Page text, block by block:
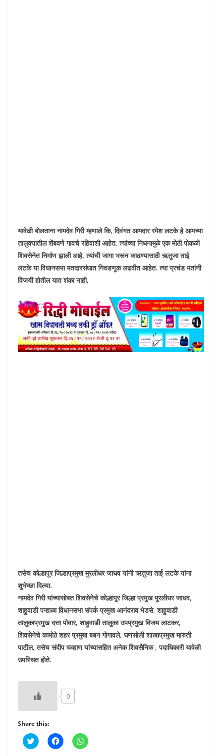
यावेळी बोलताना नामदेव गिरी म्हणाले कि, दिवंगत आमदार रमेश लटके हे आमच्या
तालुक्यातील शेंबवणे गावचे रहिवाशी आहेत. त्यांच्या निधनामुळे एक मोठी पोकळी
शिवसेनेत निर्माण झाली आहे. त्यांची जागा भरून काढण्यासाठी ऋतुजा ताई
लटके या विधानसभा मतदारसंघात निवडणूक लढवीत आहेत. त्या प्रचंड मतांनी
विजयी होतील यात शंका नाही,
तसेच कोल्हापूर जिल्हाप्रमुख मुरलीधर जाधव यांनी ऋतुजा ताई लटके यांना
शुभेच्छा दिल्या.
नामदेव गिरी यांच्यासोबत शिवसेनेचे कोल्हापूर जिल्हा प्रमुख मुरलीधर जाधव,
शाहुवाडी पन्हाळा विधानसभा संपर्क प्रमुख आनंदराव भेडसे, शाहुवाडी
तालुकाप्रमुख दत्ता पोवार, शाहुवाडी तालुका उपप्रमुख विजय लाटकर,
शिवसेनेचे कामोठे शहर प्रमुख बबन गोगावले, घणसोली शाखाप्रमुख मारुती
पाटील, तसेच संदीप चव्हाण यांच्यासहित अनेक शिवसैनिक , पदाधिकारी यावेळी
उपस्थित होते.
0
Share this:
C
l
C
l
C
l